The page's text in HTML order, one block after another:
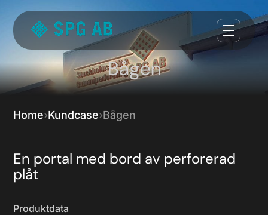
Bågen
Home Kundcase Bågen
En portal med bord av perforerad
plåt
Produktdata